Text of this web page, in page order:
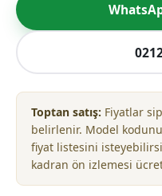
Toptan satış: Fiyatlar
belirlenir. Model
fiyat listesini
kadran ön izlemesi